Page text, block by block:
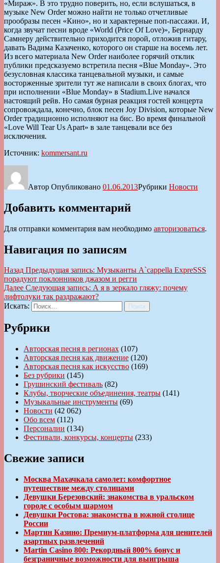
«Мираж». В это трудно поверить, но, если вслушаться, в
музыке New Order можно найти не только отчетливые
прообразы песен «Кино», но и характерные поп-пассажи. И,
когда звучат песни вроде «World (Price Of Love)», Бернарду
Самнеру действительно приходится порой, отложив гитару,
давать Вадима Казаченко, которого он старше на восемь лет.
Из всего материала New Order наиболее горячий отклик
публики предсказуемо встретила песня «Blue Monday». Это
безусловная классика танцевальной музыки, и самые
восторженные зрители тут же написали в своих блогах, что
при исполнении «Blue Monday» в Stadium.Live начался
настоящий рейв. Но самая бурная реакция гостей концерта
сопровождала, конечно, блок песен Joy Division, которые New
Order традиционно исполняют на бис. Во время финальной
«Love Will Tear Us Apart» в зале танцевали все без
исключения.
Источник: kommersant.ru
Автор Опубликовано 01.06.2013Рубрики Новости
Добавить комментарий
Для отправки комментария вам необходимо авторизоваться.
Навигация по записям
Назад Предыдущая запись: Музыканты A`cappella ExpreSSS
порадуют поклонников джазом и регги
Далее Следующая запись: А я в зеркало гляжу: почему
лифтолуки так раздражают?
Искать:
Поиск
Рубрики
Авторская песня в регионах (107)
Авторская песня как движение (120)
Авторская песня как искусство (169)
Без рубрики (145)
Грушинский фестиваль (82)
Клубы, творческие объединения, театры (141)
Музыкальные инструменты (69)
Новости (42 062)
Обо всем (112)
Персоналии (134)
Фестивали, конкурсы, концерты (233)
Свежие записи
Москва Махачкала самолет: комфортное
путешествие между столицами
Девушки Березовский: знакомства в уральском
городе с особым шармом
Девушки Ростова: знакомства в южной столице
России
Мартин Казино: Премиум-платформа для ценителей
азартных развлечений
Martin Casino 800: Рекордный 800% бонус и
безграничные возможности для выигрыша